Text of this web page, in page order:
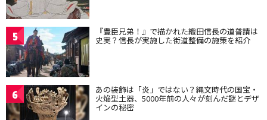
5 『豊臣兄弟！』で描かれた織田信長の道普請は
史実？信長が実施した街道整備の施策を紹介
6 あの装飾は「炎」ではない？縄文時代の国宝・
火焔型土器、5000年前の人々が刻んだ謎とデザ
インの秘密